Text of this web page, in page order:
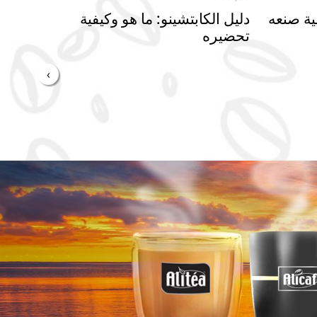
صنعه
دليل الكابتشينو: ما هو وكيفية
تحضيره
›